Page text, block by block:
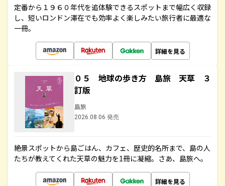
定番から１９６０年代を追体験できるスポットまで幅広く収録
し、短いロンドン滞在でも効率よく楽しみたい旅行者に最適な
一冊。
詳細を見る
０５ 地球の歩き方 島旅 天草 ３
訂版
島旅
2026.08.06 発売
絶景スポットから島ごはん、カフェ、歴史的名所まで、島の人
たちが教えてくれた天草の魅力を1冊に凝縮。さあ、島旅へ。
詳細を見る